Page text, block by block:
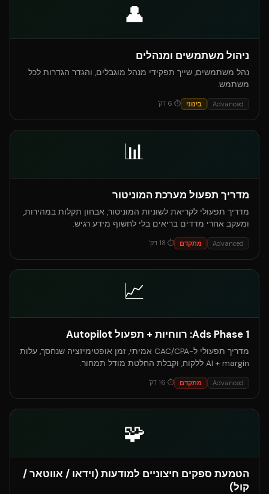
👤
ניהול משתמשים ומנהלים
נהל משתמשים, שייך תפקידי מנהל מוגבלים, והגדר הגדרות לכל
משתמש.
Advanced בינוני ⏱
6 דק'
📊
מדריך תפעול מערכת המוניטור
מדריך תפעולי לקריאת לשוניות המוניטור, אבחון תקלות במהירות,
ומעקב אחרי מדדים בריאים בלי לחשוף מידע רגיש.
Advanced מתקדם ⏱
18 דק'
📈
Ads Phase 1: רווחיות + תפעול Autopilot
מדריך תפעולי ל-CAC/CPA אמיתי, זמן אופטימיזציה שנחסך, עלות
AI + margin ללקוח, וקבלת החלטת מודל תמחור.
Advanced מתקדם ⏱
16 דק'
🧩
הטמעת ספקים חיצוניים למודעות (וידאו / אווטאר /
קול)